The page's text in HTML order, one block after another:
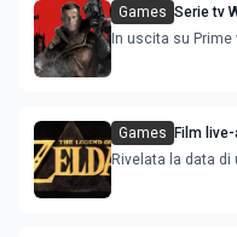
Games Serie tv
di
In uscita su Prime
Games
Film
Rivelata la data di